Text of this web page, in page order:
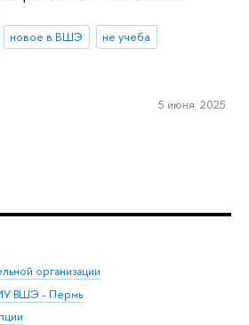
новое в ВШЭ
не учеба
5 июня 2025
организации
ВШЭ - Пермь